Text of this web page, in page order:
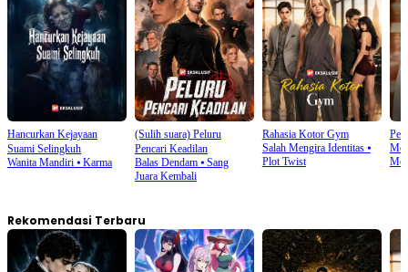
Hancurkan Kejayaan
Suami Selingkuh
Wanita Mandiri ⦁ Karma
(Sulih suara) Peluru
Pencari Keadilan
Balas Dendam⦁ Sang
Juara Kembali
Rahasia Kotor Gym
Salah Mengira Identitas⦁
Plot Twist
Rekomendasi Terbaru